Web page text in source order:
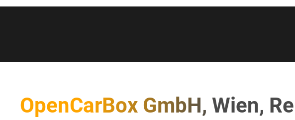
OpenCarBox GmbH, Wien,